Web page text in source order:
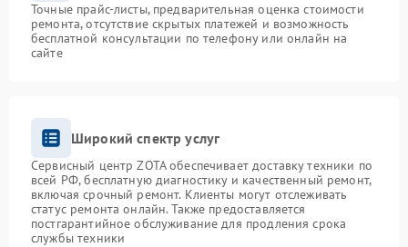
Точные прайс-листы, предварительная оценка стоимости
ремонта, отсутствие скрытых платежей и возможность
бесплатной консультации по телефону или онлайн на
сайте
Широкий спектр услуг
Сервисный центр ZOTA обеспечивает доставку техники по
всей РФ, бесплатную диагностику и качественный ремонт,
включая срочный ремонт. Клиенты могут отслеживать
статус ремонта онлайн. Также предоставляется
постгарантийное обслуживание для продления срока
службы техники